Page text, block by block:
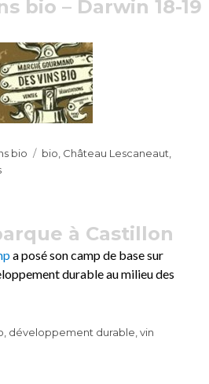
bio – Darwin 18-19
bio Étiquettes
bio, Château Lescaneaut,
à Castillon
a posé son camp de base sur
durable au milieu des
, développement durable,vin